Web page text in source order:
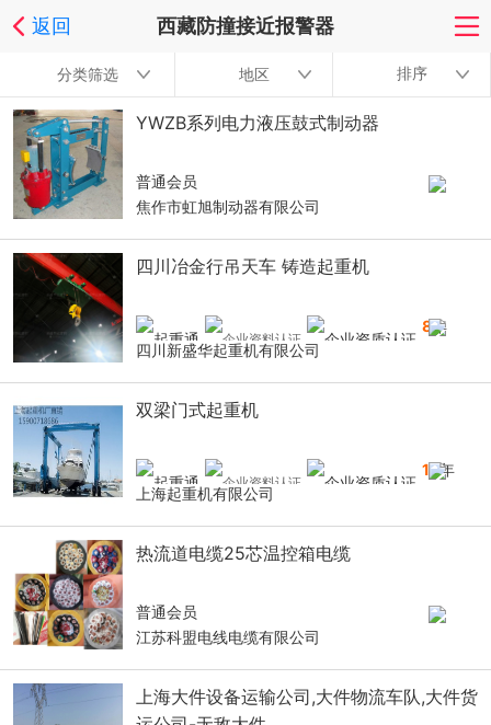
返回 西藏防撞接近报警器
分类筛选 地区 排序
YWZB系列电力液压鼓式制动器
普通会员
焦作市虹旭制动器有限公司
四川冶金行吊天车 铸造起重机
8年
四川新盛华起重机有限公司
双梁门式起重机
16年
上海起重机有限公司
热流道电缆25芯温控箱电缆
普通会员
江苏科盟电线电缆有限公司
上海大件设备运输公司,大件物流车队,大件货